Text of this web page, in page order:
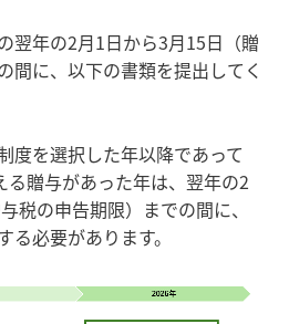
翌年の2月1日から3月15日（贈
間に、以下の書類を提出してく
度を選択した年以降であって
贈与があった年は、翌年の2
税の申告期限）までの間に、
必要があります。